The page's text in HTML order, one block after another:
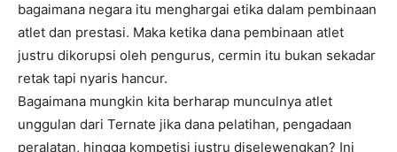
bagaimana negara itu menghargai etika dalam pembinaan
atlet dan prestasi. Maka ketika dana pembinaan atlet
justru dikorupsi oleh pengurus, cermin itu bukan sekadar
retak tapi nyaris hancur.
Bagaimana mungkin kita berharap munculnya atlet
unggulan dari Ternate jika dana pelatihan, pengadaan
peralatan, hingga kompetisi justru diselewengkan? Ini